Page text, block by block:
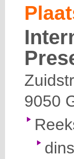
9050